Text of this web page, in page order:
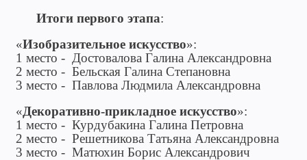
Итоги первого этапа:
«Изобразительное искусство»:
1 место - Достовалова Галина Александровна
2 место - Бельская Галина Степановна
3 место - Павлова Людмила Александровна
«Декоративно-прикладное искусство»:
1 место - Курдубакина Галина Петровна
2 место - Решетникова Татьяна Александровна
3 место - Матюхин Борис Александрович